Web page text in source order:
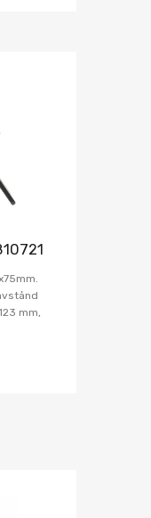
mm,